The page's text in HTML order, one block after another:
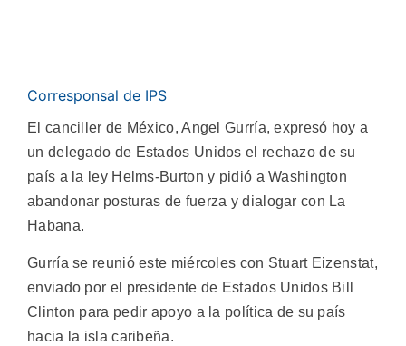
Corresponsal de IPS
El canciller de México, Angel Gurría, expresó hoy a
un delegado de Estados Unidos el rechazo de su
país a la ley Helms-Burton y pidió a Washington
abandonar posturas de fuerza y dialogar con La
Habana.
Gurría se reunió este miércoles con Stuart Eizenstat,
enviado por el presidente de Estados Unidos Bill
Clinton para pedir apoyo a la política de su país
hacia la isla caribeña.